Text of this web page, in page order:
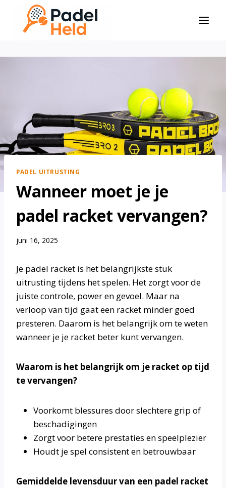
Doorgaan
inhoud
PADEL UITRUSTING
Wanneer moet je je
padel racket vervangen?
juni 16, 2025
Je padel racket is het belangrijkste stuk
uitrusting tijdens het spelen. Het zorgt voor de
juiste controle, power en gevoel. Maar na
verloop van tijd gaat een racket minder goed
presteren. Daarom is het belangrijk om te weten
wanneer je je racket beter kunt vervangen.
Waarom is het belangrijk om je racket op tijd
te vervangen?
Voorkomt blessures door slechtere grip of
beschadigingen
Zorgt voor betere prestaties en speelplezier
Houdt je spel consistent en betrouwbaar
Gemiddelde levensduur van een padel racket